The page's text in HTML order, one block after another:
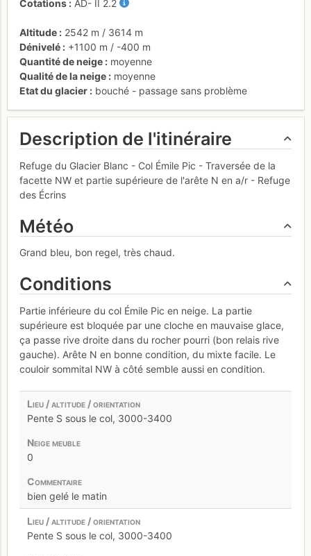
Cotations AD- II 2.2
Altitude 2542 m / 3614 m
Dénivelé
+1100 m / -400 m
Quantité de neige
moyenne
Qualité de la neige
moyenne
Etat du glacier
bouché - passage sans problème
Description de l'itinéraire
Refuge du Glacier Blanc - Col Émile Pic - Traversée de la
facette NW et partie supérieure de l'arête N en a/r - Refuge
des Écrins
Météo
Grand bleu, bon regel, très chaud.
Conditions
Partie inférieure du col Émile Pic en neige. La partie
supérieure est bloquée par une cloche en mauvaise glace,
ça passe rive droite dans du rocher pourri (bon relais rive
gauche). Arête N en bonne condition, du mixte facile. Le
couloir sommital NW à côté semble aussi en condition.
Pente S sous le col, 3000-3400
0
bien gelé le matin
Pente S sous le col, 3000-3400